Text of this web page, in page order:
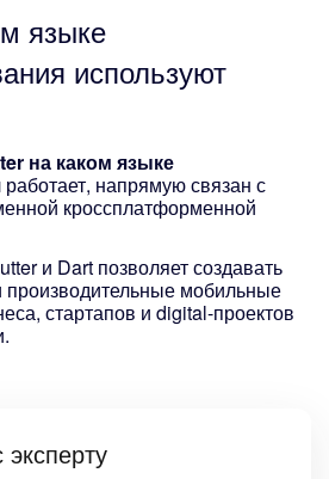
языке
используют
на каком языке
работает, напрямую связан с
кроссплатформенной
и Dart позволяет создавать
мобильные
стартапов и digital-проектов